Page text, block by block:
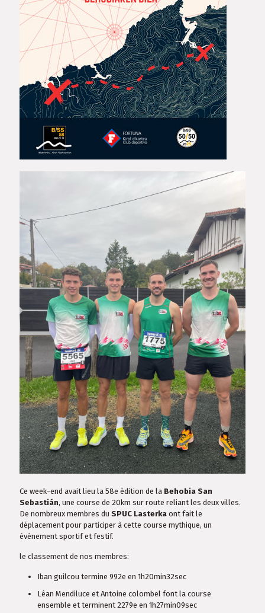
Ce week-end avait lieu la 58e édition de la Behobia San
Sebastián, une course de 20km sur route reliant les deux villes.
De nombreux membres du SPUC Lasterka ont fait le
déplacement pour participer à cette course mythique, un
événement sportif et festif.
le classement de nos membres:
Iban guilcou termine 992e en 1h20min32sec
Léan Mendiluce et Antoine colombel font la course
ensemble et terminent 2279e en 1h27min09sec